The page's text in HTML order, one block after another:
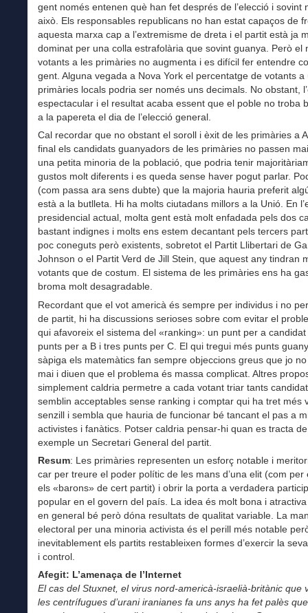
gent només entenen què han fet després de l’elecció i sovint
això. Els responsables republicans no han estat capaços de
aquesta marxa cap a l’extremisme de dreta i el partit està ja
dominat per una colla estrafolària que sovint guanya. Però el
votants a les primàries no augmenta i es difícil fer entendre
gent. Alguna vegada a Nova York el percentatge de votants a
primàries locals podria ser només uns decimals. No obstant,
espectacular i el resultat acaba essent que el poble no troba
a la papereta el dia de l’elecció general.
Cal recordar que no obstant el soroll i èxit de les primàries a
final els candidats guanyadors de les primàries no passen
una petita minoria de la població, que podria tenir
gustos molt diferents i es queda sense haver pogut parlar.
(com passa ara sens dubte) que la majoria hauria preferit
està a la butlleta. Hi ha molts ciutadans millors a la Unió. En
presidencial actual, molta gent està molt enfadada pels dos
bastant indignes i molts ens estem decantant pels tercers
poc coneguts però existents, sobretot el Partit Llibertari de
Johnson o el Partit Verd de Jill Stein, que aquest any tindran
votants que de costum. El sistema de les primàries ens ha
broma molt desagradable.
Recordant que el vot americà és sempre per individus i no
de partit, hi ha discussions serioses sobre com evitar el
qui afavoreix el sistema del «ranking»: un punt per a candidat
punts per a B i tres punts per C. El qui tregui més punts
sàpiga els matemàtics fan sempre objeccions greus que jo
mai i diuen que el problema és massa complicat. Altres
simplement caldria permetre a cada votant triar tants
semblin acceptables sense ranking i comptar qui ha tret més
senzill i sembla que hauria de funcionar bé tancant el pas a
activistes i fanàtics. Potser caldria pensar-hi quan es tracta
exemple un Secretari General del partit.
Resum: Les primàries representen un esforç notable i
car per treure el poder polític de les mans d’una elit (com per
els «barons» de cert partit) i obrir la porta a verdadera
popular en el govern del país. La idea és molt bona i
en general bé però dóna resultats de qualitat variable. La
electoral per una minoria activista és el perill més notable
inevitablement els partits restableixen formes d’exercir la
i control.
Afegit: L’amenaça de l’Internet
El cas del Stuxnet, el virus nord-americà-israelià-britànic que
les centrífugues d’urani iranianes fa uns anys ha fet palès